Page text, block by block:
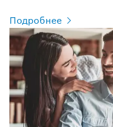
Подробнее